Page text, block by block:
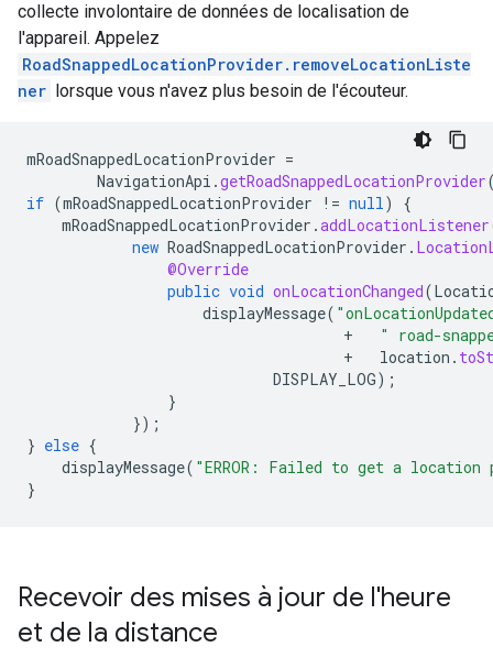
collecte involontaire de données de localisation de
l'appareil. Appelez
RoadSnappedLocationProvider.removeLocationListe
ner lorsque vous n'avez plus besoin de l'écouteur.
mRoadSnappedLocationProvider =
NavigationApi .getRoadSnappedLocationProvider
if (mRoadSnappedLocationProvider != null)
{
mRoadSnappedLocationProvider .addLocationListener
new RoadSnappedLocationProvider .
@Override
public void onLocationChanged(
displayMessage(
+
" road-
+
location .
DISPLAY_LOG);
}
});
} else {
displayMessage( "ERROR: Failed to get a location
}
Recevoir des mises à jour de l'heure
et de la distance